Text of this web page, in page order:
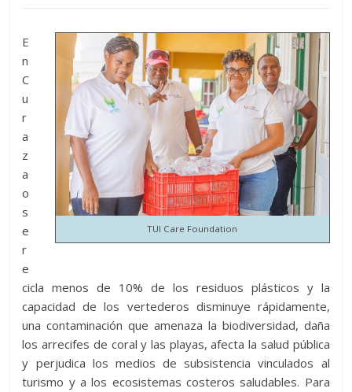
TUI Care Foundation
E
n
C
u
r
a
z
a
o
s
e
r
e
cicla menos de 10% de los residuos plásticos y la
capacidad de los vertederos disminuye rápidamente,
una contaminación que amenaza la biodiversidad, daña
los arrecifes de coral y las playas, afecta la salud pública
y perjudica los medios de subsistencia vinculados al
turismo y a los ecosistemas costeros saludables. Para